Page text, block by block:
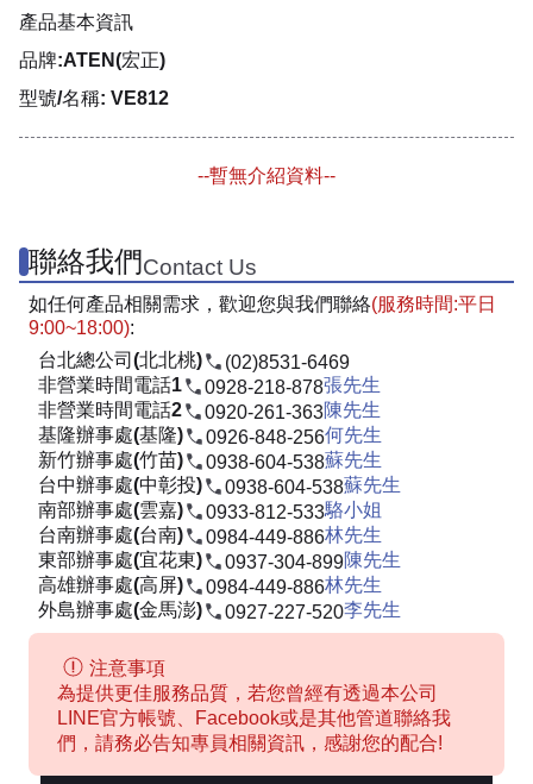
產品基本資訊
品牌:ATEN(宏正)
型號/名稱: VE812
--暫無介紹資料--
聯絡我們Contact Us
如任何產品相關需求，歡迎您與我們聯絡(服務時間:平日
9:00~18:00):
台北總公司(北北桃)
(02)8531-6469
非營業時間電話1
0928-218-878張先生
非營業時間電話2
0920-261-363陳先生
基隆辦事處(基隆)
0926-848-256何先生
新竹辦事處(竹苗)
0938-604-538蘇先生
台中辦事處(中彰投)
0938-604-538蘇先生
南部辦事處(雲嘉)
0933-812-533駱小姐
台南辦事處(台南)
0984-449-886林先生
東部辦事處(宜花東)
0937-304-899陳先生
高雄辦事處(高屏)
0984-449-886林先生
外島辦事處(金馬澎)
0927-227-520李先生
注意事項
為提供更佳服務品質，若您曾經有透過本公司
LINE官方帳號、Facebook或是其他管道聯絡我
們，請務必告知專員相關資訊，感謝您的配合!